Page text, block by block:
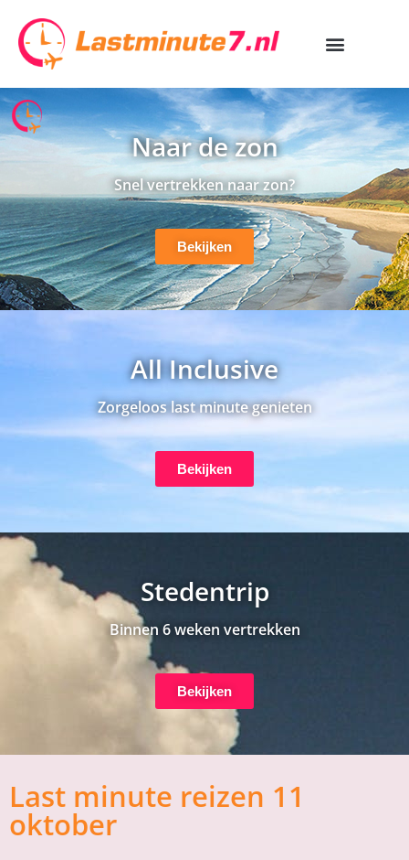
Naar de zon
Snel vertrekken naar zon?
Bekijken
All Inclusive
Zorgeloos last minute genieten
Bekijken
Stedentrip
Binnen 6 weken vertrekken
Bekijken
Last minute reizen 11
oktober